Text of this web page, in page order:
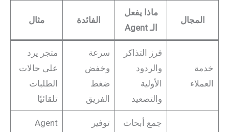
المجال
ماذا يفعل
الـ Agent
الفائدة مثال
خدمة
العملاء
فرز التذاكر
والردود
الأولية
والتصعيد
سرعة
وخفض
ضغط
الفريق
متجر يرد
على حالات
الطلبات
تلقائيًا
جمع أبحاث
توفير
Agent